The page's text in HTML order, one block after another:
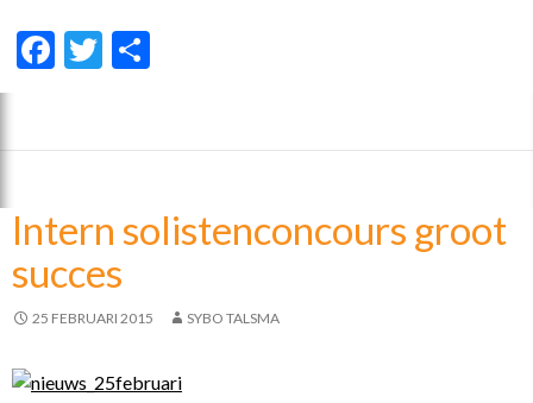
F
b
o
k
T
er n
Intern solistenconcours groot
succes
25 FEBRUARI 2015 SYBO TALSMA